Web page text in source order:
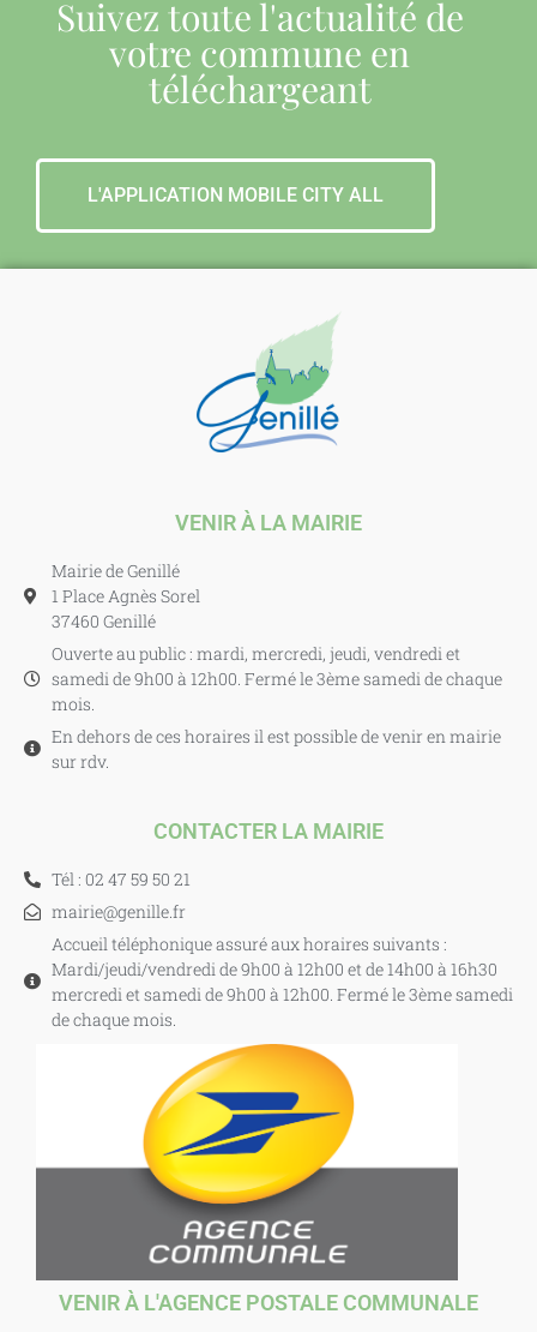
Suivez toute l'actualité de
votre commune en
téléchargeant
L'APPLICATION MOBILE CITY ALL
VENIR À LA MAIRIE
Mairie de Genillé
1 Place Agnès Sorel
37460 Genillé
Ouverte au public : mardi, mercredi, jeudi, vendredi et
samedi de 9h00 à 12h00. Fermé le 3ème samedi de chaque
mois.
En dehors de ces horaires il est possible de venir en mairie
sur rdv.
CONTACTER LA MAIRIE
Tél : 02 47 59 50 21
mairie@genille.fr
Accueil téléphonique assuré aux horaires suivants :
Mardi/jeudi/vendredi de 9h00 à 12h00 et de 14h00 à 16h30
mercredi et samedi de 9h00 à 12h00. Fermé le 3ème samedi
de chaque mois.
VENIR À L'AGENCE POSTALE COMMUNALE